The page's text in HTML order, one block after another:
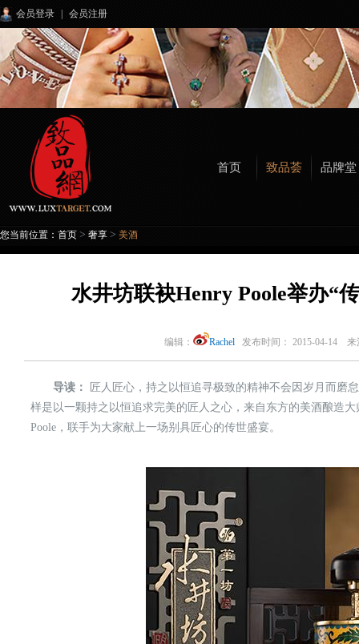
会员登录 会员注册
首页 致品荟 品牌堂
您当前位置： 首页 > 奢享 > 美酒
水井坊联袂Henry Poole举办“
编辑： Rachel 发布时间： 2015-04-14
导读：
匠人匠心，持之以恒追寻极致的精神不会因岁月而磨
样是以一颗持之以恒追求完美的匠人之心，来自东方的美酒酿造
Poole，联手为大家献上一场别具匠心的传世盛宴。